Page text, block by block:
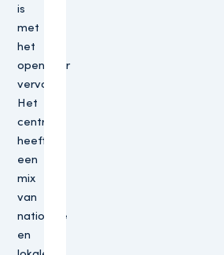
is
met
het
openbaar
vervoer.
Het
centrum
heeft
een
mix
van
nationale
en